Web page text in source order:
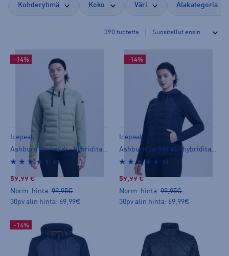
Kohderyhmä Koko Väri Alakategoria
390 tuotetta
-14%
Icepeak
Ashburn Jacket W - hybriditakki
(4)
59,99 €
Norm. hinta: 99,95€
30pv alin hinta: 69,99€
-14%
Icepeak
Ashburn Jacket W - hybriditakki
(4)
59,99 €
Norm. hinta: 99,95€
30pv alin hinta: 69,99€
-14%